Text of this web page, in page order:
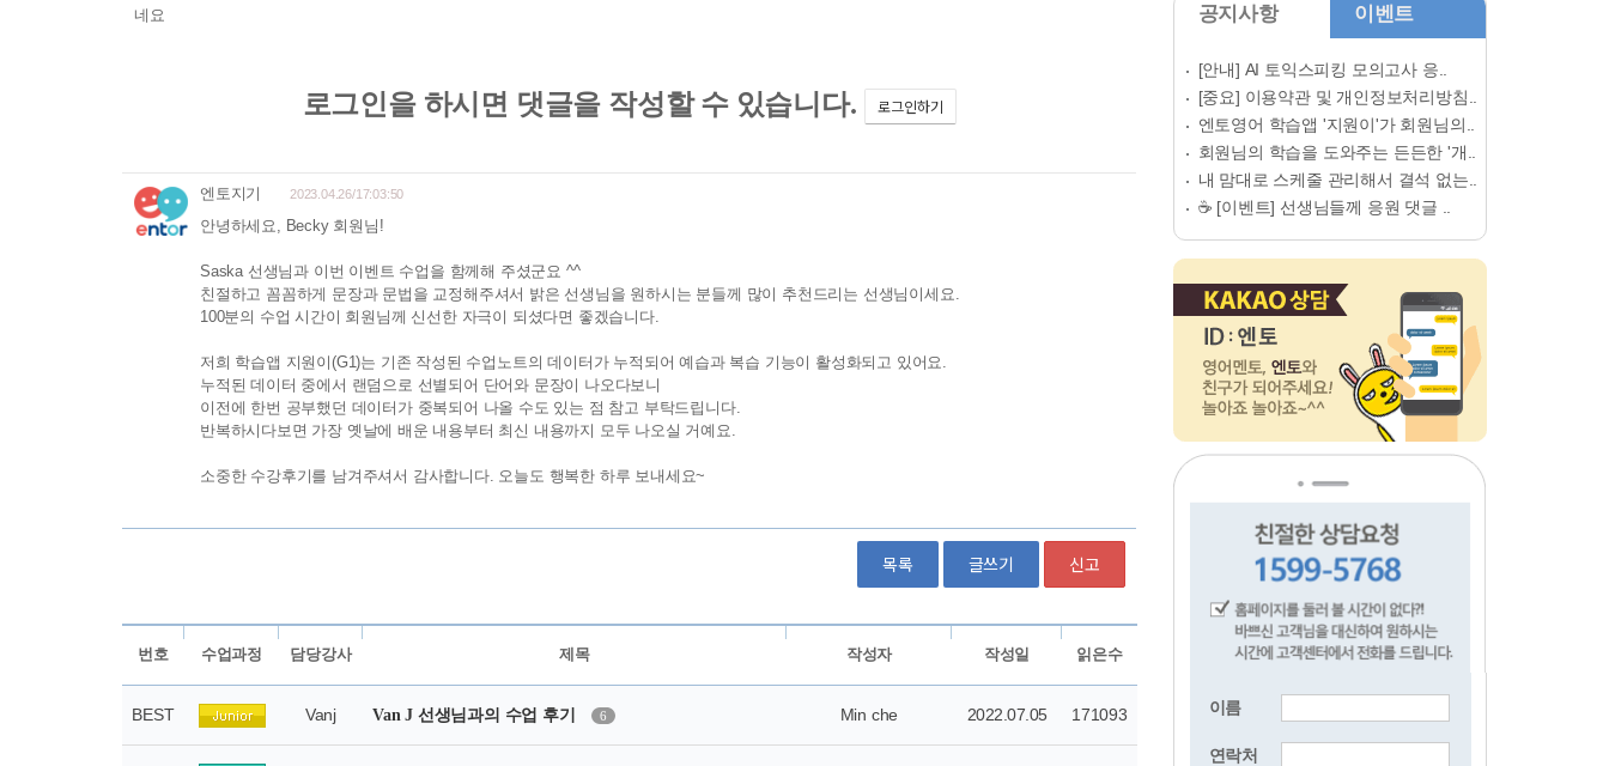
네요
목록 글쓰기 신고
공지사항 이벤트
[안내] AI 토익스피킹 모의고사 응..
[중요] 이용약관 및 개인정보처리방침..
엔토영어 학습앱 '지원이'가 회원님의..
회원님의 학습을 도와주는 든든한 '개..
내 맘대로 스케줄 관리해서 결석 없는..
☕ [이벤트] 선생님들께 응원 댓글 ..
이름
연락처